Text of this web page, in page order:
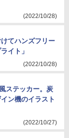
(2022/10/28)
てハンズフリー
イト」
(2022/10/28)
ステッカー。炭
ン機のイラスト
(2022/10/27)